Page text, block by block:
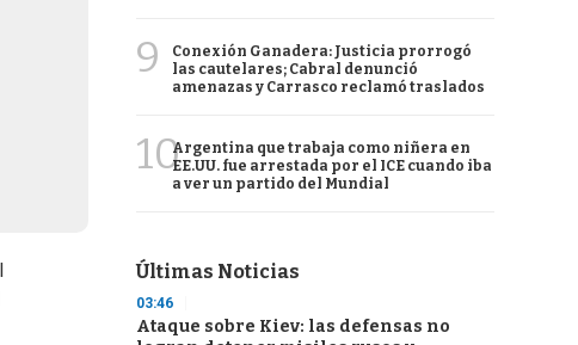
9
Conexión Ganadera: Justicia prorrogó
las cautelares; Cabral denunció
amenazas y Carrasco reclamó traslados
10Argentina que trabaja como niñera en
EE.UU. fue arrestada por el ICE cuando iba
a ver un partido del Mundial
Últimas Noticias
03:46
Ataque sobre Kiev: las defensas no